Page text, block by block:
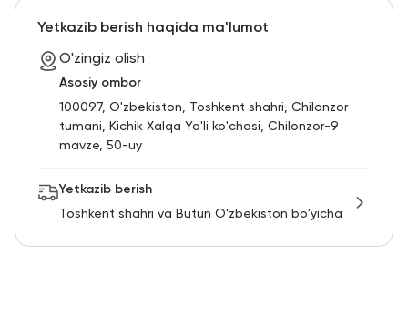
Yetkazib berish haqida ma'lumot
O'zingiz olish
Asosiy ombor
100097, O'zbekiston, Toshkent shahri, Chilonzor
tumani, Kichik Xalqa Yo'li ko'chasi, Chilonzor-9
mavze, 50-uy
Yetkazib berish
Toshkent shahri va Butun O'zbekiston bo'yicha